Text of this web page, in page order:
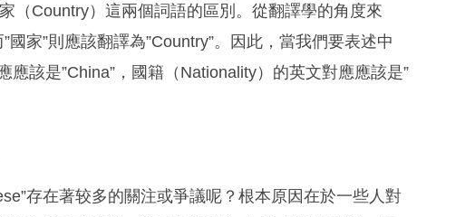
（Country）這兩個詞語的區別。從翻譯學的角度來
國家”則應該翻譯為”Country”。因此，當我們要表述中
該是”China”，國籍（Nationality）的英文對應應該是”
存在著较多的關注或爭議呢？根本原因在於一些人對